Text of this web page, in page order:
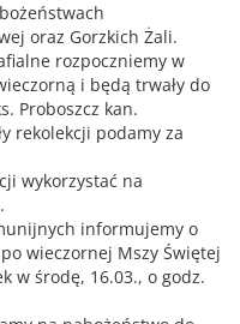
oraz Gorzkich Żali.
rozpoczniemy w
i będą trwały do
Proboszcz kan.
rekolekcji podamy za
wykorzystać na
informujemy o
wieczornej Mszy Świętej
w środę, 16.03., o godz.